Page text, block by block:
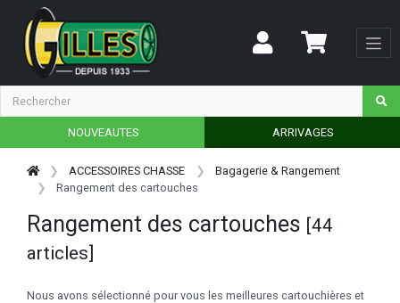
NOUVEAUTES ARRIVAGES
ACCESSOIRES CHASSE
Bagagerie & Rangement
Rangement des cartouches
Rangement des cartouches [44
articles]
Nous avons sélectionné pour vous les meilleures cartouchières et